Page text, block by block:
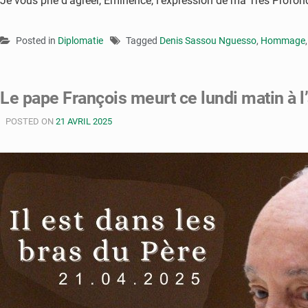
Posted in Diplomatie Tagged Denis Sassou Nguesso, Hommage,
Le pape François meurt ce lundi matin à
POSTED ON 21 AVRIL 2025